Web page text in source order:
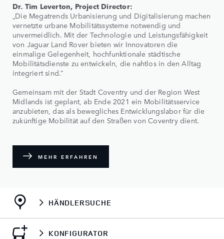
Dr. Tim Leverton, Project Director:
„Die Megatrends Urbanisierung und Digitalisierung machen
vernetzte urbane Mobilitätssysteme notwendig und
unvermeidlich. Mit der Technologie und Leistungsfähigkeit
von Jaguar Land Rover bieten wir Innovatoren die
einmalige Gelegenheit, hochfunktionale städtische
Mobilitätsdienste zu entwickeln, die nahtlos in den Alltag
integriert sind.“
Gemeinsam mit der Stadt Coventry und der Region West
Midlands ist geplant, ab Ende 2021 ein Mobilitätsservice
anzubieten, das als bewegliches Entwicklungslabor für die
zukünftige Mobilität auf den Straßen von Coventry dient.
MEHR ERFAHREN
HÄNDLERSUCHE
KONFIGURATOR